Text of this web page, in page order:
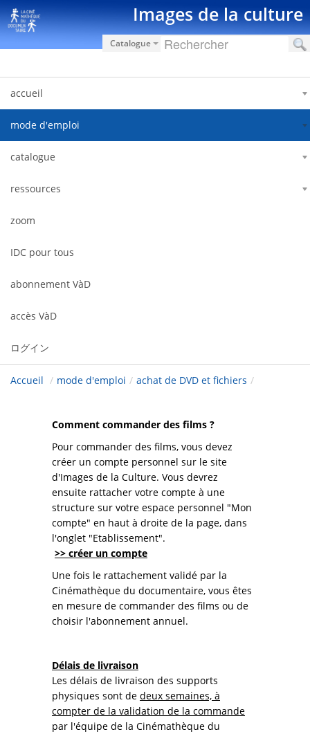
内容へスキップ Images de la culture
Catalogue
accueil
mode d'emploi
catalogue
ressources
zoom
IDC pour tous
abonnement VàD
accès VàD
ログイン
Accueil / mode d'emploi / achat de DVD et fichiers /
Comment commander des films ?
Pour commander des films, vous devez
créer un compte personnel sur le site
d'Images de la Culture. Vous devrez
ensuite rattacher votre compte à une
structure sur votre espace personnel "Mon
compte" en haut à droite de la page, dans
l'onglet "Etablissement".
>> créer un compte
Une fois le rattachement validé par la
Cinémathèque du documentaire, vous êtes
en mesure de commander des films ou de
choisir l'abonnement annuel.
Délais de livraison
Les délais de livraison des supports
physiques sont de deux semaines, à
compter de la validation de la commande
par l'équipe de la Cinémathèque du